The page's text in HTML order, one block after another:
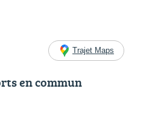
Trajet Maps
en commun